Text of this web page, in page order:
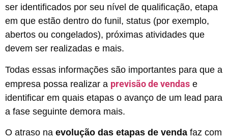
ser identificados por seu nível de qualificação, etapa
em que estão dentro do funil, status (por exemplo,
abertos ou congelados), próximas atividades que
devem ser realizadas e mais.
Todas essas informações são importantes para que a
empresa possa realizar a previsão de vendas e
identificar em quais etapas o avanço de um lead para
a fase seguinte demora mais.
O atraso na evolução das etapas de venda faz com